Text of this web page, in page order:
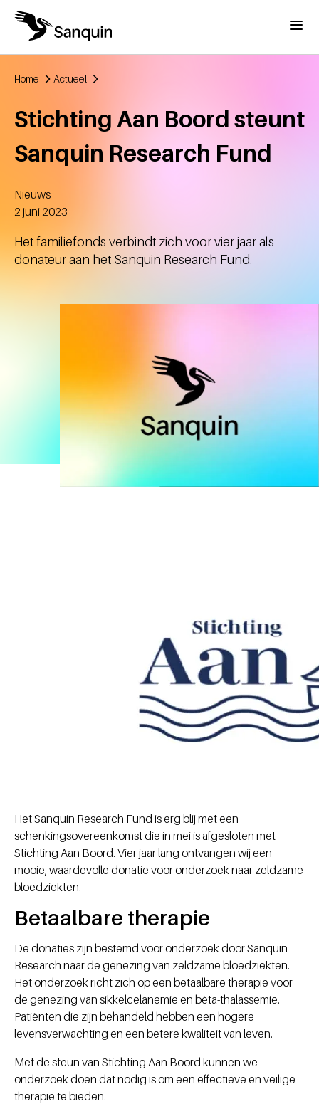
Overslaan en naar de inhoud gaan
Menu
Home Actueel
Stichting Aan Boord steunt
Sanquin Research Fund
Nieuws
Aangemaakt
2 juni 2023
Het familiefonds verbindt zich voor vier jaar als
donateur aan het Sanquin Research Fund.
Het Sanquin Research Fund is erg blij met een
schenkingsovereenkomst die in mei is afgesloten met
Stichting Aan Boord. Vier jaar lang ontvangen wij een
mooie, waardevolle donatie voor onderzoek naar zeldzame
bloedziekten.
Betaalbare therapie
De donaties zijn bestemd voor onderzoek door Sanquin
Research naar de genezing van zeldzame bloedziekten.
Het onderzoek richt zich op een betaalbare therapie voor
de genezing van sikkelcelanemie en bèta-thalassemie.
Patiënten die zijn behandeld hebben een hogere
levensverwachting en een betere kwaliteit van leven.
Met de steun van Stichting Aan Boord kunnen we
onderzoek doen dat nodig is om een effectieve en veilige
therapie te bieden.